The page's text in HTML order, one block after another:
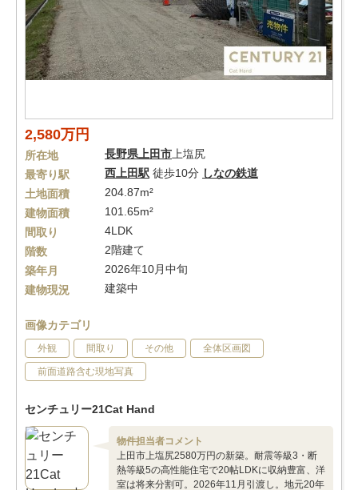
2,580万円
所在地 長野県 上田市 上塩尻
最寄り駅
西上田駅 徒歩10分 しなの鉄道
土地面積
204.87m²
建物面積
101.65m²
間取り
4LDK
階数
2階建て
築年月
2026年10月中旬
建物現況
建築中
画像カテゴリ
外観 間取り その他 全体区画図
前面道路含む現地写真
センチュリー21Cat Hand
物件担当者コメント
上田市上塩尻2580万円の新築。耐震等級3・断
熱等級5の高性能住宅で20帖LDKに収納豊富、洋
室は将来分割可。2026年11月引渡し。地元20年